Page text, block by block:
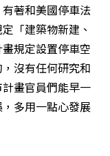
有著和美國停車法
「建築物新建、
規定設置停車空
沒有任何研究和
畫官員們能早一
多用一點心發展